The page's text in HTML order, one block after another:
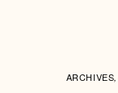
ARCHIVES,